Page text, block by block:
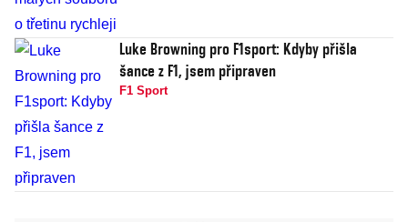
Luke Browning pro F1sport: Kdyby přišla
šance z F1, jsem připraven
F1 Sport